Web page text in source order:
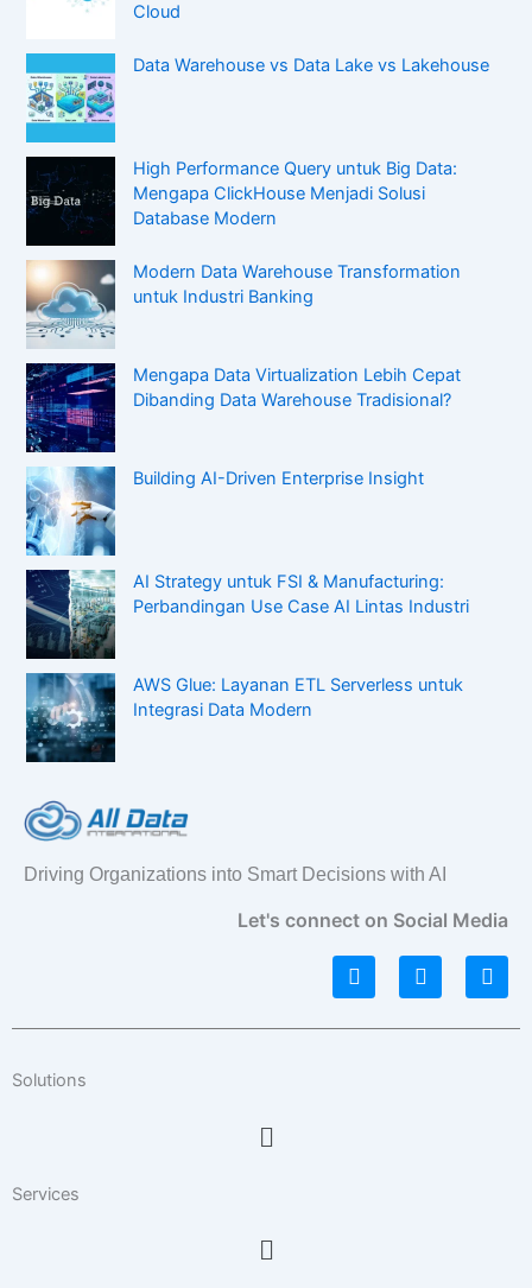
Cloud
Data Warehouse vs Data Lake vs Lakehouse
High Performance Query untuk Big Data:
Mengapa ClickHouse Menjadi Solusi
Database Modern
Modern Data Warehouse Transformation
untuk Industri Banking
Mengapa Data Virtualization Lebih Cepat
Dibanding Data Warehouse Tradisional?
Building AI-Driven Enterprise Insight
AI Strategy untuk FSI & Manufacturing:
Perbandingan Use Case AI Lintas Industri
AWS Glue: Layanan ETL Serverless untuk
Integrasi Data Modern
Driving Organizations into Smart Decisions with AI
Let's connect on Social Media
L
i
k
I
n
t
F
a
e
Solutions
Menu
Services
Menu